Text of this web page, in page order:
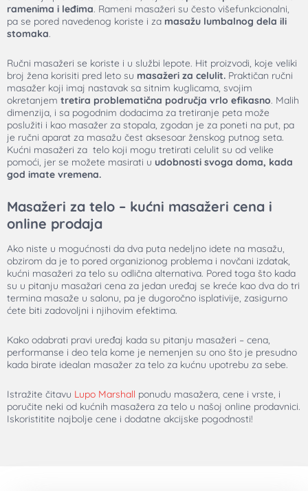
ramenima i leđima. Rameni masažeri su često višefunkcionalni,
pa se pored navedenog koriste i za masažu lumbalnog dela ili
stomaka.
Ručni masažeri se koriste i u službi lepote. Hit proizvodi, koje veliki
broj žena korisiti pred leto su masažeri za celulit. Praktičan ručni
masažer koji imaj nastavak sa sitnim kuglicama, svojim
okretanjem tretira problematična područja vrlo efikasno. Malih
dimenzija, i sa pogodnim dodacima za tretiranje peta može
poslužiti i kao masažer za stopala, zgodan je za poneti na put, pa
je ručni aparat za masažu čest aksesoar ženskog putnog seta.
Kućni masažeri za telo koji mogu tretirati celulit su od velike
pomoći, jer se možete masirati u udobnosti svoga doma, kada
god imate vremena.
Masažeri za telo – kućni masažeri cena i
online prodaja
Ako niste u mogućnosti da dva puta nedeljno idete na masažu,
obzirom da je to pored organizionog problema i novčani izdatak,
kućni masažeri za telo su odlična alternativa. Pored toga što kada
su u pitanju masažari cena za jedan uređaj se kreće kao dva do tri
termina masaže u salonu, pa je dugoročno isplativije, zasigurno
ćete biti zadovoljni i njihovim efektima.
Kako odabrati pravi uređaj kada su pitanju masažeri – cena,
performanse i deo tela kome je nemenjen su ono što je presudno
kada birate idealan masažer za telo za kućnu upotrebu za sebe.
Istražite čitavu Lupo Marshall ponudu masažera, cene i vrste, i
poručite neki od kućnih masažera za telo u našoj online prodavnici.
Iskoristitite najbolje cene i dodatne akcijske pogodnosti!